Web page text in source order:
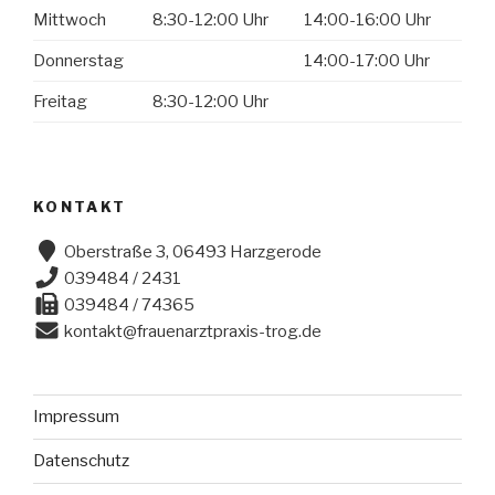
Mittwoch 8:30-12:00 Uhr 14:00-16:00 Uhr
Donnerstag 14:00-17:00 Uhr
Freitag 8:30-12:00 Uhr
KONTAKT
Oberstraße 3, 06493 Harzgerode
039484 / 2431
039484 / 74365
kontakt@frauenarztpraxis-trog.de
Impressum
Datenschutz